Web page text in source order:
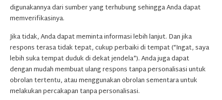
digunakannya dari sumber yang terhubung sehingga Anda dapat
memverifikasinya.
Jika tidak, Anda dapat meminta informasi lebih lanjut. Dan jika
respons terasa tidak tepat, cukup perbaiki di tempat (“Ingat, saya
lebih suka tempat duduk di dekat jendela”). Anda juga dapat
dengan mudah membuat ulang respons tanpa personalisasi untuk
obrolan tertentu, atau menggunakan obrolan sementara untuk
melakukan percakapan tanpa personalisasi.